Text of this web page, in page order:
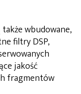
wbudowane,
filtry DSP,
jakość
fragmentów